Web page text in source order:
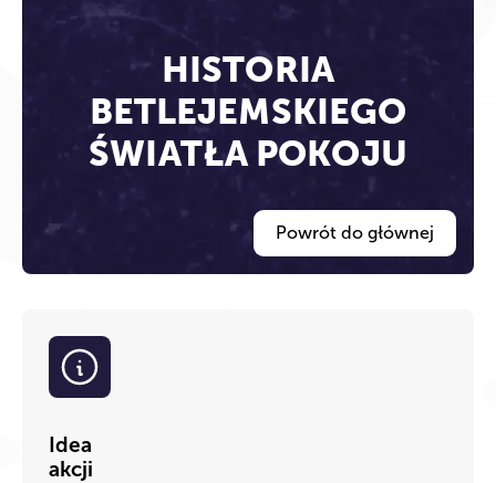
HISTORIA
BETLEJEMSKIEGO
ŚWIATŁA POKOJU
Powrót do głównej
Idea
akcji